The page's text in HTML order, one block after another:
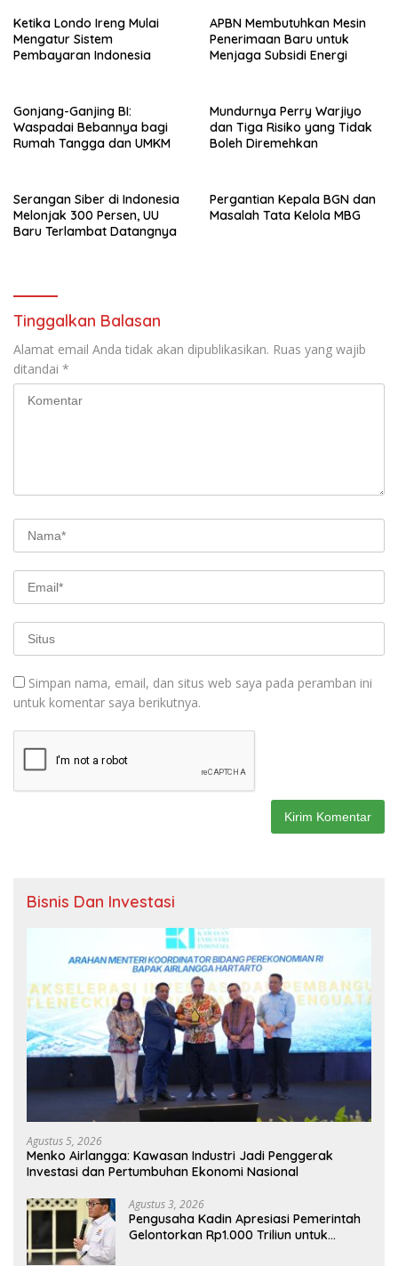
Ketika Londo Ireng Mulai
Mengatur Sistem
Pembayaran Indonesia
APBN Membutuhkan Mesin
Penerimaan Baru untuk
Menjaga Subsidi Energi
Gonjang-Ganjing BI:
Waspadai Bebannya bagi
Rumah Tangga dan UMKM
Mundurnya Perry Warjiyo
dan Tiga Risiko yang Tidak
Boleh Diremehkan
Serangan Siber di Indonesia
Melonjak 300 Persen, UU
Baru Terlambat Datangnya
Pergantian Kepala BGN dan
Masalah Tata Kelola MBG
Tinggalkan Balasan
Alamat email Anda tidak akan dipublikasikan. Ruas yang wajib
ditandai *
Simpan nama, email, dan situs web saya pada peramban ini
untuk komentar saya berikutnya.
Bisnis Dan Investasi
Agustus 5, 2026
Menko Airlangga: Kawasan Industri Jadi Penggerak
Investasi dan Pertumbuhan Ekonomi Nasional
Agustus 3, 2026
Pengusaha Kadin Apresiasi Pemerintah
Gelontorkan Rp1.000 Triliun untuk